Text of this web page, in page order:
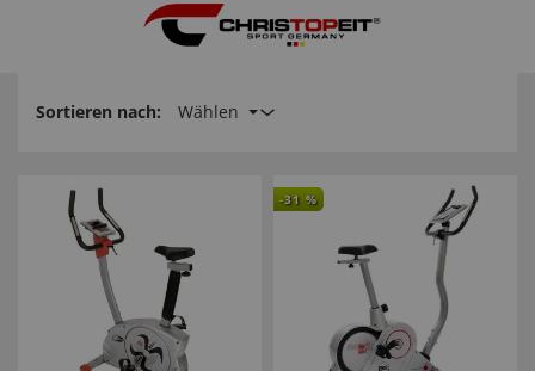
Sortieren nach: Wählen
-31 %